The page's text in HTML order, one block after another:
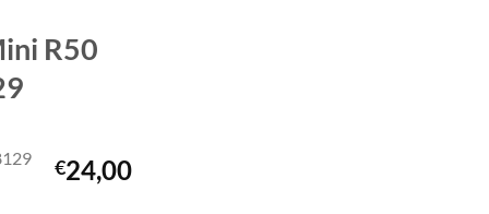
R50
€24,00